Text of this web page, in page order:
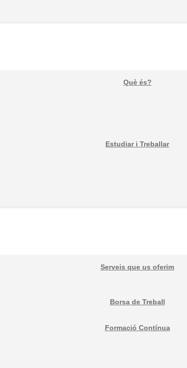
Què és?
Estudiar i Treballar
Serveis que us oferim
Borsa de Treball
Formació Contínua